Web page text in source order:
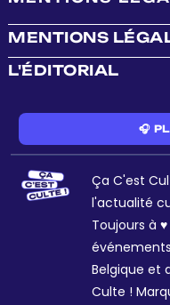
MENTIONS
L'ÉDITORIAL
🎧
Ça C'est
l'actualité
Toujours à
Belgique et
Culte !